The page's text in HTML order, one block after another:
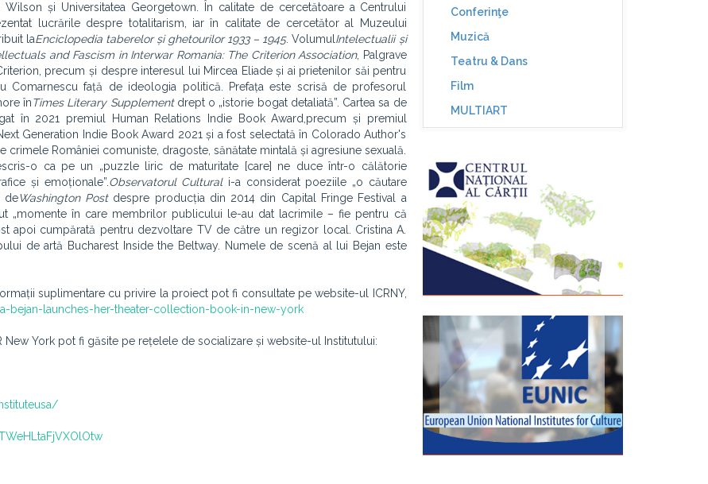
și Universitatea Georgetown. În calitate de cercetătoare a Centrului
lucrările despre totalitarism, iar în calitate de cercetător al Muzeului
laEnciclopedia taberelor și ghetourilor 1933 – 1945. Volumul Intelectualii și
and Fascism in Interwar Romania: The Criterion Association, Palgrave
precum și despre interesul lui Mircea Eliade și ai prietenilor săi pentru
Comarnescu față de ideologia politică. Prefața este scrisă de profesorul
înTimes Literary Supplementdrept o „istorie bogat detaliată”. Cartea sa de
în 2021 premiul Human Relations Indie Book Award,precum și premiul
Generation Indie Book Award 2021 și a fost selectată în Colorado Author's
crimele României comuniste, dragoste, sănătate mintală și agresiune sexuală.
o ca pe un „puzzle liric de maturitate [care] ne duce într-o călătorie
și emoționale”. Observatorul Culturali-a considerat poeziile „o căutare
deWashington Postdespre producția din 2014 din Capital Fringe Festival a
„momente în care membrilor publicului le-au dat lacrimile – fie pentru că
apoi cumpărată pentru dezvoltare TV de către un regizor local. Cristina A.
de artă Bucharest Inside the Beltway. Numele de scenă al lui Bejan este
suplimentare cu privire la proiect pot fi consultate pe website-ul ICRNY,
bejan-launches-her-theater-collection-book-in-new-york
York pot fi găsite pe rețelele de socializare și website-ul Institutului:
Conferinţe
Muzică
Teatru & Dans
Film
MULTIART